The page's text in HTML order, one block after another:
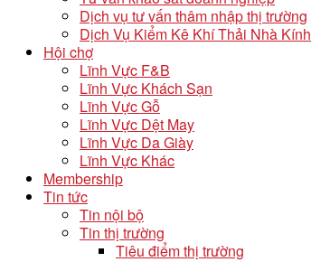
Dịch vụ tư vấn thâm nhập thị trường
Dịch Vụ Kiểm Kê Khí Thải Nhà Kính
Hội chợ
Lĩnh Vực F&B
Lĩnh Vực Khách Sạn
Lĩnh Vực Gỗ
Lĩnh Vực Dệt May
Lĩnh Vực Da Giày
Lĩnh Vực Khác
Membership
Tin tức
Tin nội bộ
Tin thị trường
Tiêu điểm thị trường